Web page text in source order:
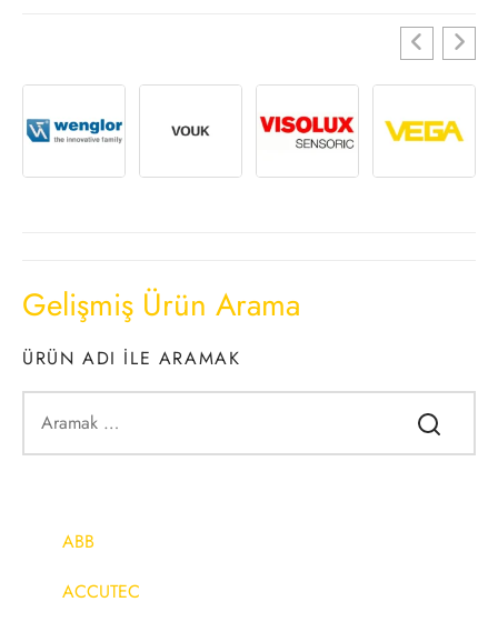
Gelişmiş Ürün Arama
ÜRÜN ADI ILE ARAMAK
ABB
ACCUTEC